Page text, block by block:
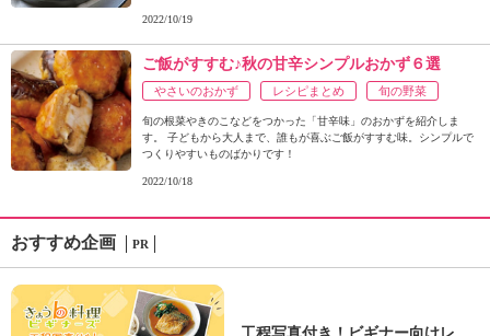
2022/10/19
ご飯がすすむ♪秋の甘辛シンプルおかず６選
やさいのおかず レシピまとめ 旬の野菜
旬の根菜やきのこなどをつかった「甘辛味」のおかずを紹介しま
す。 子どもから大人まで、誰もが喜ぶご飯がすすむ味。シンプルで
つくりやすいものばかりです！
2022/10/18
おすすめ企画 PR